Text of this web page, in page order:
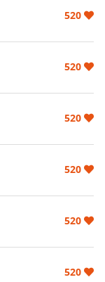
520
520
520
520
520
520